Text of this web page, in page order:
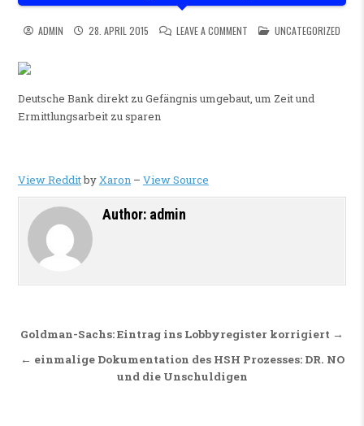
ADMIN 28. APRIL 2015 LEAVE A COMMENT ON DEUTSCHE BANK
POSTED IN
UNCATEGORIZED
Deutsche Bank direkt zu Gefängnis umgebaut, um Zeit und
Ermittlungsarbeit zu sparen
View RedditbyXaron– View Source
Author: admin
Beitragsnavigation
Goldman-Sachs: Eintrag ins Lobbyregister korrigiert →
← einmalige Dokumentation des HSH Prozesses: DR. NO
und die Unschuldigen